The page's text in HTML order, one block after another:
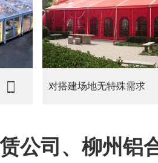
对搭建场地无特殊需求
公司、柳州铝